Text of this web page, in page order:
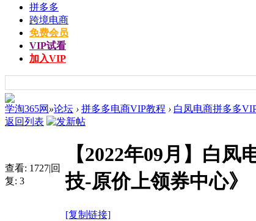
拼多多
跨境电商
免费会员
VIP试看
加入VIP
学淘365网 »论坛 › 拼多多电商VIP教程 › 白凤电商拼多多
返回列表
查看: 1727|回
复: 3
【2022年09月】白
技-原价上领券中心》
[复制链接]